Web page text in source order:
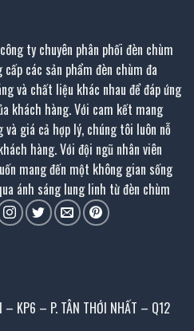
ty chuyên phân phối đèn chùm
các sản phẩm đèn chùm đa
và chất liệu khác nhau để đáp ứng
khách hàng. Với cam kết mang
giá cả hợp lý, chúng tôi luôn nỗ
hàng. Với đội ngũ nhân viên
mang đến một không gian sống
ánh sáng lung linh từ đèn chùm
– KP6 – P. TÂN THỚI NHẤT – Q12